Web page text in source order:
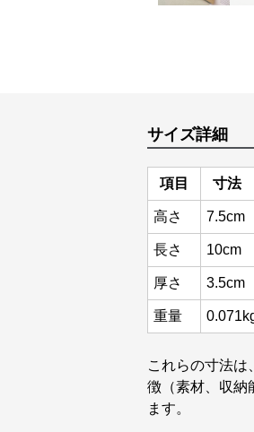
サイズ詳細
項目 寸法
高さ 7.5cm
長さ 10cm
厚さ 3.5cm
重量
これらの寸法は
徴（素材、収納
ます。